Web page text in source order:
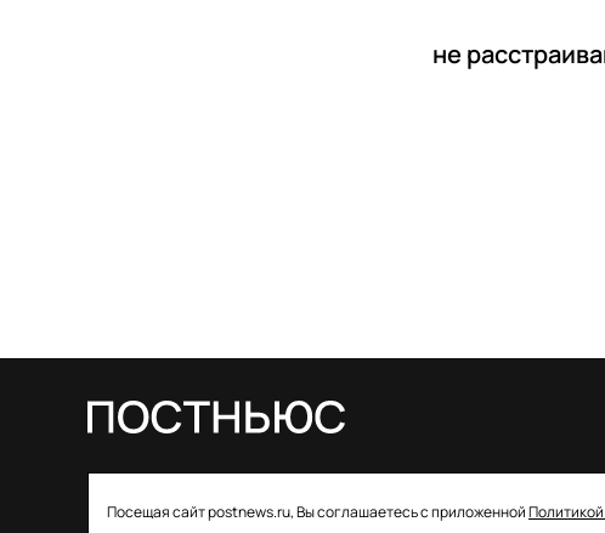
не
Посещая сайт postnews.ru, Вы соглашаетесь с приложенной
о регистрации СМИ: ЭЛ № ФС 77–85757 от 22 августа